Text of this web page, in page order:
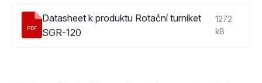
PDF
Datasheet k produktu Rotační turniket
SGR-120
1272
kB